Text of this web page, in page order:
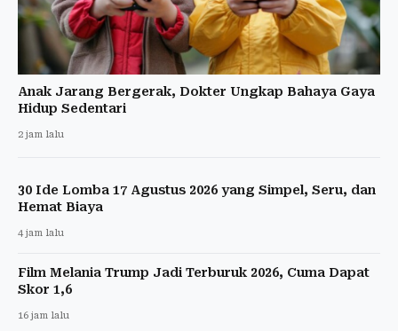
Anak Jarang Bergerak, Dokter Ungkap Bahaya Gaya
Hidup Sedentari
2 jam lalu
30 Ide Lomba 17 Agustus 2026 yang Simpel, Seru, dan
Hemat Biaya
4 jam lalu
Film Melania Trump Jadi Terburuk 2026, Cuma Dapat
Skor 1,6
16 jam lalu